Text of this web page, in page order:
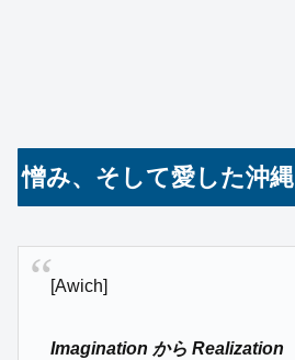
憎み、そして愛した沖縄
[Awich]
Imagination から Realization